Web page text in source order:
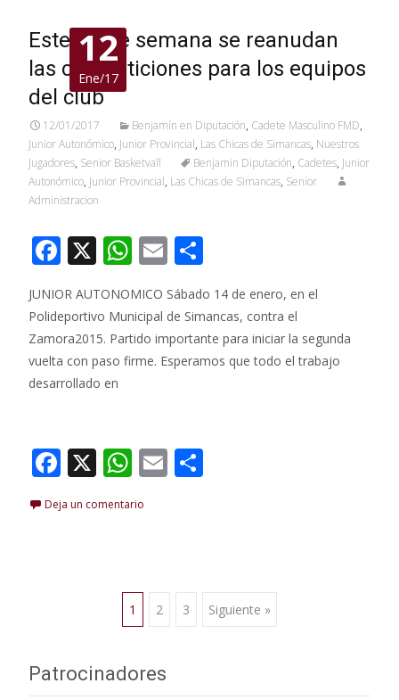
o
o
k
A
p
ar
ti
12
Ene/17
Este fin de semana se reanudan
las competiciones para los equipos
del club
12/01/2017 Benjamín en Diputación, Cadete Masculino FMD,
Junior Autonómico, Junior Provincial, Las Chicas de Simancas, Nuestros
Jugadores, Senior Basketvall Benjamin Diputación, Cadetes, Junior
Autonómico, Junior Provincial, Las Chicas de Simancas, Senior
Administracion
F
e
b
o
o
X W
at
s
A
E
m
ai
l
m
p
ar
JUNIOR AUTONOMICO Sábado 14 de enero, en el
Polideportivo Municipal de Simancas, contra el
Zamora2015. Partido importante para iniciar la segunda
vuelta con paso firme. Esperamos que todo el trabajo
desarrollado en
F
e
X W
h
at
p
p
E
ti
r
Deja un comentario
Navegación
de
1 2 3 Siguiente »
Patrocinadores